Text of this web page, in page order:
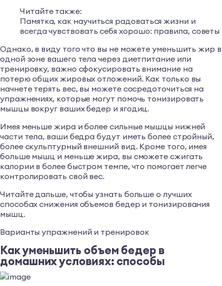
Читайте также:
Памятка, как научиться радоваться жизни и
всегда чувствовать себя хорошо: правила, советы
Однако, в виду того что вы не можете уменьшить жир в
одной зоне вашего тела через диетпитание или
тренировку, важно сфокусировать внимание на
потерю общих жировых отложений. Как только вы
начнете терять вес, вы можете сосредоточиться на
упражнениях, которые могут помочь тонизировать
мышцы вокруг ваших бедер и ягодиц.
Имея меньше жира и более сильные мышцы нижней
части тела, ваши бедра будут иметь более стройный,
более скульптурный внешний вид. Кроме того, имея
больше мышц и меньше жира, вы сможете сжигать
калории в более быстром темпе, что помогает легче
контролировать свой вес.
Читайте дальше, чтобы узнать больше о лучших
способах снижения объемов бедер и тонизирования
мышц.
Варианты упражнений и тренировок
Как уменьшить объем бедер в
домашних условиях: способы